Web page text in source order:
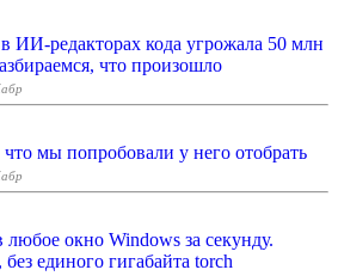
ИИ-редакторах кода угрожала 50 млн
что произошло
мы попробовали у него отобрать
любое окно Windows за секунду.
единого гигабайта torch